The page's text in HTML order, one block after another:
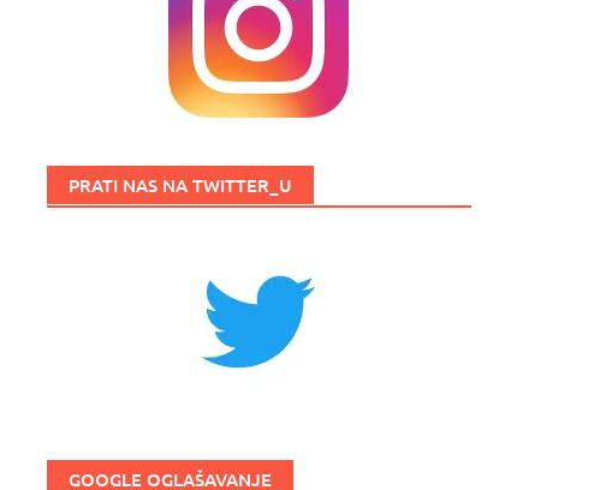
PRATI NAS NA TWITTER_U
GOOGLE OGLAŠAVANJE